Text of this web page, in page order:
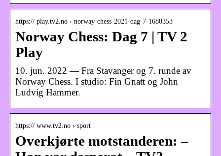
https:// play.tv2.no › norway-chess-2021-dag-7-1680353
Norway Chess: Dag 7 | TV 2
Play
10. jun. 2022 — Fra Stavanger og 7. runde av
Norway Chess. I studio: Fin Gnatt og John
Ludvig Hammer.
https:// www.tv2.no › sport
Overkjørte motstanderen: –